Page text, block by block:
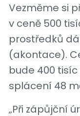
Vezměme si
v ceně 500
prostředků
(akontace).
bude 400
splácení 48
„Při zápůjční